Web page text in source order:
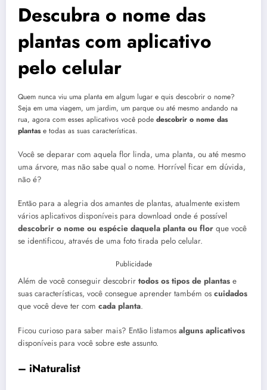
Descubra o nome das
plantas com aplicativo
pelo celular
Quem nunca viu uma planta em algum lugar e quis descobrir o nome?
Seja em uma viagem, um jardim, um parque ou até mesmo andando na
rua, agora com esses aplicativos você pode descobrir o nome das
plantase todas as suas características.
Você se deparar com aquela flor linda, uma planta, ou até mesmo
uma árvore, mas não sabe qual o nome. Horrível ficar em dúvida,
não é?
Então para a alegria dos amantes de plantas, atualmente existem
vários aplicativos disponíveis para download onde é possível
descobrir o nome ou espécie daquela planta ou flor que você
se identificou, através de uma foto tirada pelo celular.
Publicidade
Além de você conseguir descobrir todos os tipos de plantas e
suas características, você consegue aprender também os cuidados
que você deve ter com cada planta.
Ficou curioso para saber mais? Então listamos alguns aplicativos
disponíveis para você sobre este assunto.
– iNaturalist